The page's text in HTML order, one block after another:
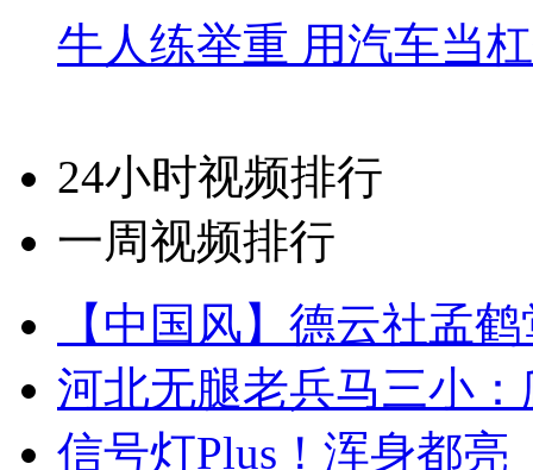
牛人练举重 用汽车当
24小时视频排行
一周视频排行
【中国风】德云社孟
河北无腿老兵马三小
信号灯Plus！浑身都亮